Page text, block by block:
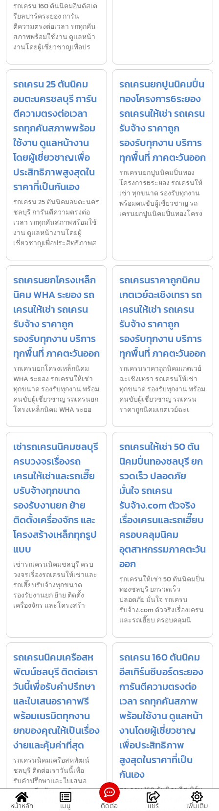
รถเครน 160 ตันนิคมอินดัสเต
รียลปาร์คระยอง การัน
ตีความตรงต่อเวลา รถทุกคัน
สภาพพร้อมใช้งาน ดูแลหน้า
งานโดยผู้เชี่ยวชาญเพื่อปร
รถเครน 25 ตันนิคม
อมตะนครชลบุรี การัน
ตีความตรงต่อเวลา
รถทุกคันสภาพพร้อม
ใช้งาน ดูแลหน้างาน
โดยผู้เชี่ยวชาญเพื่อ
ประสิทธิภาพสูงสุดใน
ราคาที่เป็นกันเอง
รถเครน 25 ตันนิคมอมตะนคร
ชลบุรี การันตีความตรงต่อ
เวลา รถทุกคันสภาพพร้อมใช้
งาน ดูแลหน้างานโดยผู้
เชี่ยวชาญเพื่อประสิทธิภาพส
รถเครนยกปูนนิคมปิ่น
ทองโครงการ6ระยอง
รถเครนให้เช่า รถเครน
รับจ้าง ราคาถูก
รองรับทุกงาน บริการ
ทุกพื้นที่ ภาคตะวันออก
รถเครนยกปูนนิคมปิ่นทอง
โครงการ6ระยอง รถเครนให้
เช่า ทุกขนาด รองรับทุกงาน
พร้อมคนขับผู้เชี่ยวชาญ รถ
เครนยกปูนนิคมปิ่นทองโครง
รถเครนยกโครงเหล็ก
นิคม WHA ระยอง รถ
เครนให้เช่า รถเครน
รับจ้าง ราคาถูก
รองรับทุกงาน บริการ
ทุกพื้นที่ ภาคตะวันออก
รถเครนยกโครงเหล็กนิคม
WHA ระยอง รถเครนให้เช่า
ทุกขนาด รองรับทุกงาน พร้อม
คนขับผู้เชี่ยวชาญ รถเครนยก
โครงเหล็กนิคม WHA ระยอ
รถเครนราคาถูกนิคม
เกตเวย์ฉะเชิงเทรา รถ
เครนให้เช่า รถเครน
รับจ้าง ราคาถูก
รองรับทุกงาน บริการ
ทุกพื้นที่ ภาคตะวันออก
รถเครนราคาถูกนิคมเกตเวย์
ฉะเชิงเทรา รถเครนให้เช่า
ทุกขนาด รองรับทุกงาน พร้อม
คนขับผู้เชี่ยวชาญ รถเครน
ราคาถูกนิคมเกตเวย์ฉะเ
เช่ารถเครนนิคมชลบุรี
ครบวงจรเรื่องรถ
เครนให้เช่าและรถเฮี๊ย
บรับจ้างทุกขนาด
รองรับงานยก ย้าย
ติดตั้งเครื่องจักร และ
โครงสร้างเหล็กทุกรูป
แบบ
เช่ารถเครนนิคมชลบุรี ครบ
วงจรเรื่องรถเครนให้เช่าและ
รถเฮี๊ยบรับจ้างทุกขนาด
รองรับงานยก ย้าย ติดตั้ง
เครื่องจักร และโครงสร้า
รถเครนให้เช่า 50 ตัน
นิคมปิ่นทองชลบุรี ยก
รวดเร็ว ปลอดภัย
มั่นใจ รถเครน
รับจ้าง.com ตัวจริง
เรื่องเครนและรถเฮี๊ยบ
ครอบคลุมนิคม
อุตสาหกรรมภาคตะวัน
ออก
รถเครนให้เช่า 50 ตันนิคมปิ่น
ทองชลบุรี ยกรวดเร็ว
ปลอดภัย มั่นใจ รถเครน
รับจ้าง.com ตัวจริงเรื่องเครน
และรถเฮี๊ยบ ครอบคลุมนิ
รถเครนนิคมเครือสห
พัฒน์ชลบุรี ติดต่อเรา
วันนี้เพื่อรับคำปรึกษา
และใบเสนอราคาฟรี
พร้อมเนรมิตทุกงาน
ยกของคุณให้เป็นเรื่อง
ง่ายและคุ้มค่าที่สุด
รถเครนนิคมเครือสหพัฒน์
ชลบุรี ติดต่อเราวันนี้เพื่อ
รับคำปรึกษาและใบเสนอ
ราคาฟรี พร้อมเนรมิตทุกงาน
ยกของคุณให้เป็นเรื่องง่ายแ
รถเครน 160 ตันนิคม
อีสเทิร์นซีบอร์ดระยอง
การันตีความตรงต่อ
เวลา รถทุกคันสภาพ
พร้อมใช้งาน ดูแลหน้า
งานโดยผู้เชี่ยวชาญ
เพื่อประสิทธิภาพ
สูงสุดในราคาที่เป็น
กันเอง
รถเครน 160 ตันนิคมอีสเทิร์น
ซีบอร์ดระยอง การันตีความ
หน้าหลัก เมนู ติดต่อ แชร์ เพิ่มเติม